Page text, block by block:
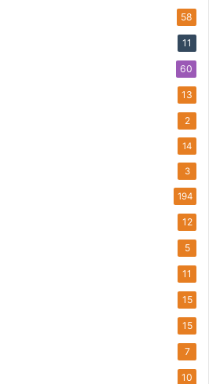
58
11
60
13
2
14
3
194
12
5
11
15
15
7
10